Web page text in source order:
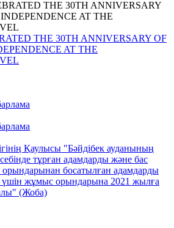
THE 30TH ANNIVERSARY OF
AT THE
Қаулысы "Бәйдібек ауданының
тұрған адамдарды және бас
босатылған адамдарды
жұмыс орындарына 2021 жылға
(Жоба)